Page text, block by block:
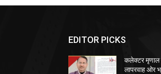
EDITOR PICKS
कलेक्टर मृणाल
लापरवाह ओर